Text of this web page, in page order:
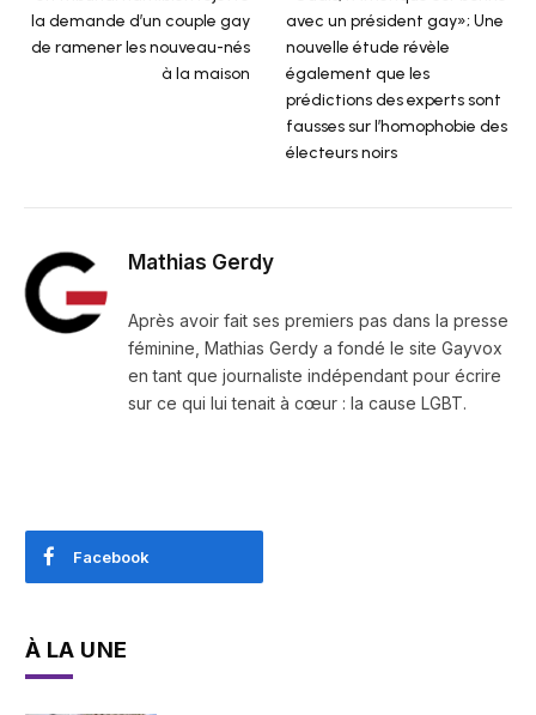
la demande d’un couple gay
de ramener les nouveau-nés
à la maison
avec un président gay»; Une
nouvelle étude révèle
également que les
prédictions des experts sont
fausses sur l’homophobie des
électeurs noirs
Mathias Gerdy
Après avoir fait ses premiers pas dans la presse
féminine, Mathias Gerdy a fondé le site Gayvox
en tant que journaliste indépendant pour écrire
sur ce qui lui tenait à cœur : la cause LGBT.
Facebook
À LA UNE